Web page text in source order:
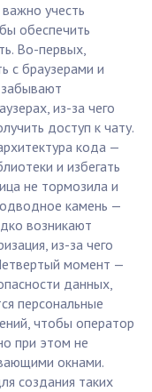
учесть
обеспечить
Во-первых,
с браузерами и
из-за чего
доступ к чату.
кода —
и избегать
не тормозила и
камень —
возникают
из-за чего
момент —
данных,
персональные
чтобы оператор
при этом не
окнами.
создания таких